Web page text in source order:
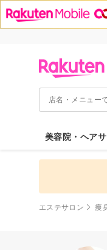
美容院・ヘア
エステサロン 痩